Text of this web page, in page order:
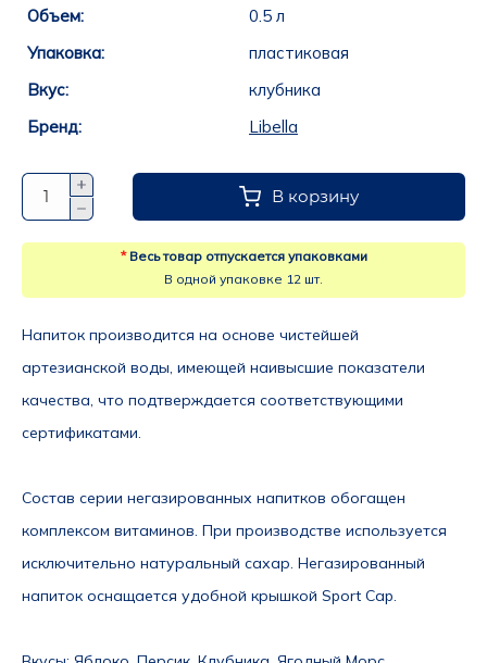
Объем:
0.5 л
Упаковка:
пластиковая
Вкус:
клубника
Бренд:
Libella
В корзину
*Весь товар отпускается упаковками
В одной упаковке 12 шт.
Напиток производится на основе чистейшей
артезианской воды, имеющей наивысшие показатели
качества, что подтверждается соответствующими
сертификатами.
Состав серии негазированных напитков обогащен
комплексом витаминов. При производстве используется
исключительно натуральный сахар. Негазированный
напиток оснащается удобной крышкой Sport Cap.